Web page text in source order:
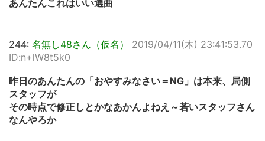
あんたんこれはいい選曲
244: 名無し48さん（仮名）
2019/04/11(木) 23:41:53.70
ID:n+lW8t5k0
昨日のあんたんの「おやすみなさい＝NG」は本来、局側
スタッフが
その時点で修正しとかなあかんよねえ～若いスタッフさん
なんやろか